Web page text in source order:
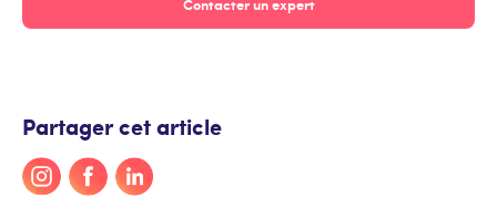
Contacter un expert
Partager cet article